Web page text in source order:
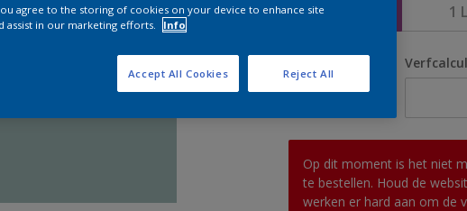
500 ML 1 L
Op dit moment is het niet
te bestellen. Houd de
werken er hard aan om de
agree to the storing of cookies on your device to enhance site
assist in our marketing efforts.
Info
Reject All
Accept All Cookies